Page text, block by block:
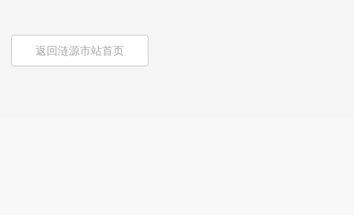
返回涟源市站首页